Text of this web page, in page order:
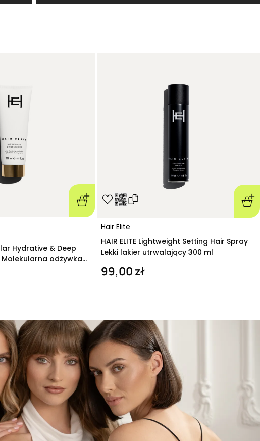
Hydrative & Deep
odżywka
Hair Elite
HAIR ELITE Lightweight Setting Hair Spray
Lekki lakier utrwalający 300 ml
99,00 zł